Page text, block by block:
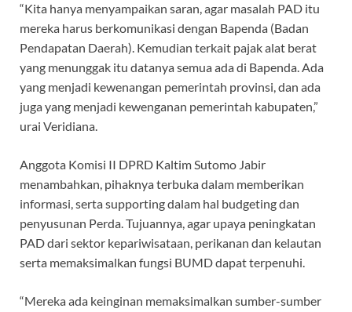
“Kita hanya menyampaikan saran, agar masalah PAD itu
mereka harus berkomunikasi dengan Bapenda (Badan
Pendapatan Daerah). Kemudian terkait pajak alat berat
yang menunggak itu datanya semua ada di Bapenda. Ada
yang menjadi kewenangan pemerintah provinsi, dan ada
juga yang menjadi kewenganan pemerintah kabupaten,”
urai Veridiana.
Anggota Komisi II DPRD Kaltim Sutomo Jabir
menambahkan, pihaknya terbuka dalam memberikan
informasi, serta supporting dalam hal budgeting dan
penyusunan Perda. Tujuannya, agar upaya peningkatan
PAD dari sektor kepariwisataan, perikanan dan kelautan
serta memaksimalkan fungsi BUMD dapat terpenuhi.
“Mereka ada keinginan memaksimalkan sumber-sumber